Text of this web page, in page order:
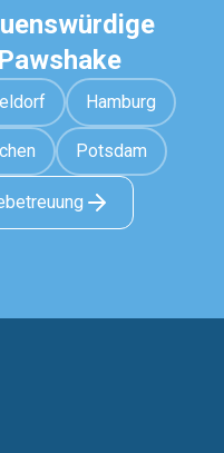
Hamburg
Potsdam